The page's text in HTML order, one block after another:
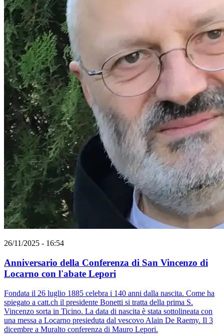
26/11/2025 - 16:54
Anniversario della Conferenza di San Vincenzo di
Locarno con l'abate Lepori
Fondata il 26 luglio 1885 celebra i 140 anni dalla nascita. Come ha
spiegato a catt.ch il presidente Bonetti si tratta della prima S.
Vincenzo sorta in Ticino. La data di nascita è stata sottolineata con
una messa a Locarno presieduta dal vescovo Alain De Raemy. Il 3
dicembre a Muralto conferenza di Mauro Lepori.